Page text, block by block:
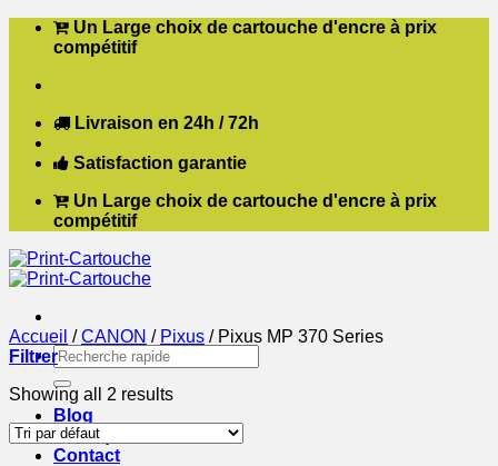
Passer Un Large choix de cartouche d'encre à prix
compétitif
Livraison en 24h / 72h
Satisfaction garantie
Un Large choix de cartouche d'encre à prix
compétitif
Recherche
pour :
Blog
Boutique
Contact
Accueil / CANON / Pixus /Pixus MP 370 Series
Filtrer
Showing all 2 results